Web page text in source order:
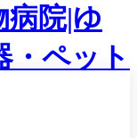
病院|ゆ
・ペット